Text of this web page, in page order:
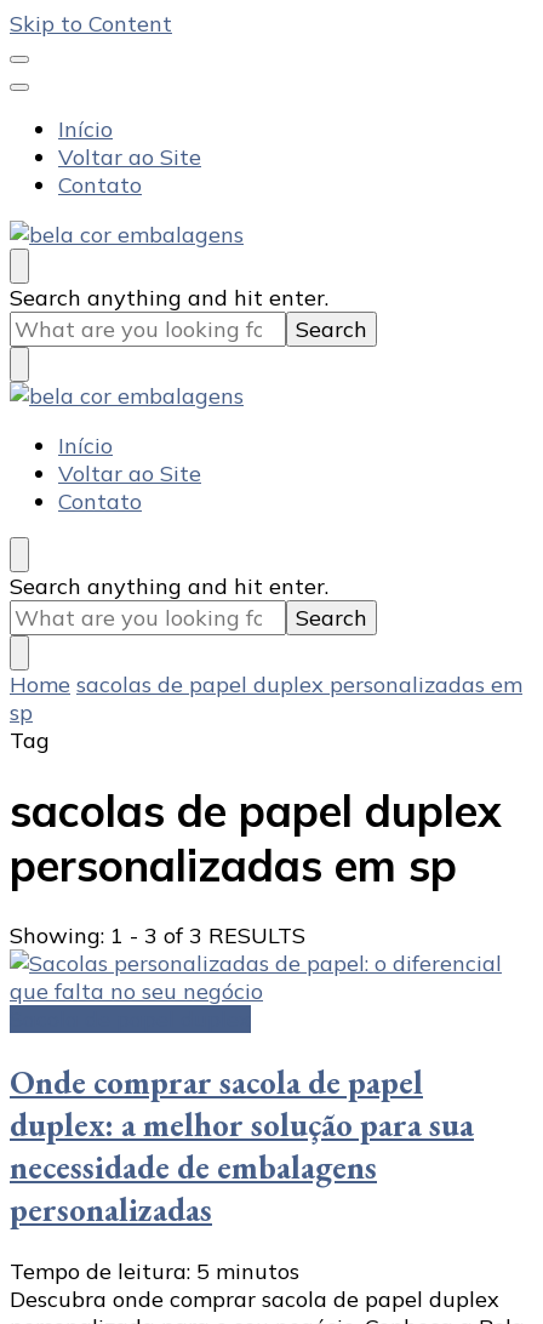
Skip to Content
Início
Voltar ao Site
Contato
Bela Cor Embalagens
Blog
Looking
for
Something?
Search anything and hit enter.
Bela Cor Embalagens
Blog
Início
Voltar ao Site
Contato
Looking
for
Something?
Search anything and hit enter.
Home sacolas de papel duplex personalizadas em
sp
Tag
sacolas de papel duplex
personalizadas em sp
Showing: 1 - 3 of 3 RESULTS
Onde comprar sacola de papel
duplex: a melhor solução para sua
necessidade de embalagens
personalizadas
Tempo de leitura: 5 minutos
Descubra onde comprar sacola de papel duplex